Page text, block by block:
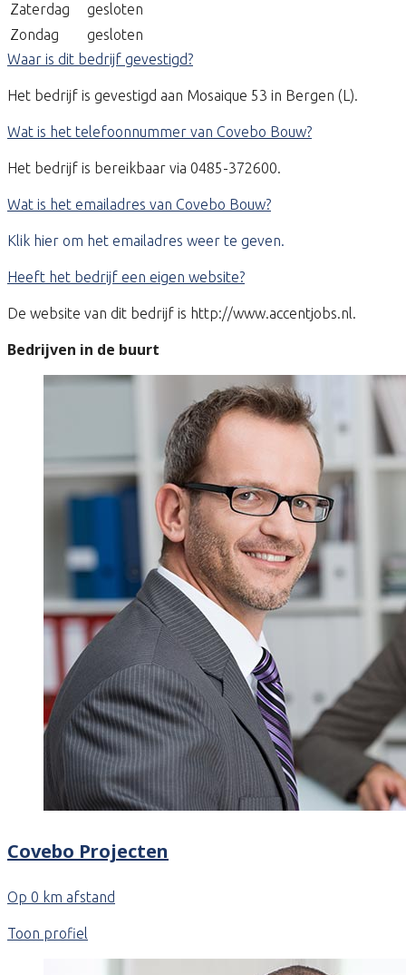
Zaterdag
gesloten
Zondag
gesloten
Waar is dit bedrijf gevestigd?
Het bedrijf is gevestigd aan Mosaique 53 in Bergen (L).
Wat is het telefoonnummer van Covebo Bouw?
Het bedrijf is bereikbaar via 0485-372600.
Wat is het emailadres van Covebo Bouw?
Klik hier om het emailadres weer te geven.
Heeft het bedrijf een eigen website?
De website van dit bedrijf is http://www.accentjobs.nl.
Bedrijven in de buurt
Covebo Projecten
Op 0 km afstand
Toon profiel